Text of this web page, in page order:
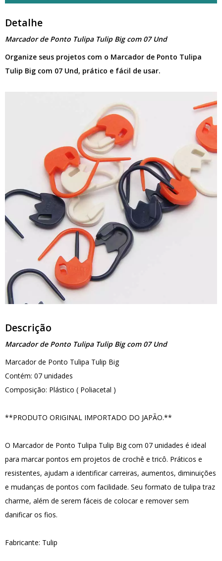
Detalhe
Marcador de Ponto Tulipa Tulip Big com 07 Und
Organize seus projetos com o Marcador de Ponto Tulipa
Tulip Big com 07 Und, prático e fácil de usar.
Descrição
Marcador de Ponto Tulipa Tulip Big com 07 Und
Marcador de Ponto Tulipa Tulip Big
Contém: 07 unidades
Composição: Plástico ( Poliacetal )
**PRODUTO ORIGINAL IMPORTADO DO JAPÃO.**
O Marcador de Ponto Tulipa Tulip Big com 07 unidades é ideal
para marcar pontos em projetos de crochê e tricô. Práticos e
resistentes, ajudam a identificar carreiras, aumentos, diminuições
e mudanças de pontos com facilidade. Seu formato de tulipa traz
charme, além de serem fáceis de colocar e remover sem
danificar os fios.
Fabricante: Tulip